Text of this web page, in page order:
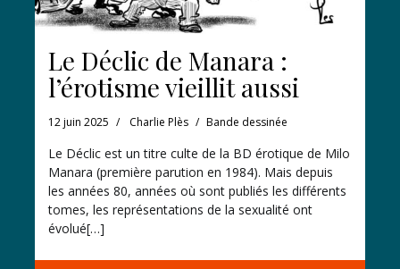
Le Déclic de Manara :
l’érotisme vieillit aussi
12 juin 2025 Charlie Plès Bande dessinée
Le Déclic est un titre culte de la BD érotique de Milo
Manara (première parution en 1984). Mais depuis
les années 80, années où sont publiés les différents
tomes, les représentations de la sexualité ont
évolué[…]